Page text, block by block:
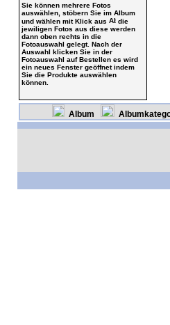
Sie können mehrere Fotos
auswählen, stöbern Sie im Album
und wählen mit Klick aus
die
jewiligen Fotos aus diese werden
dann oben rechts in die
Fotoauswahl gelegt. Nach der
Auswahl klicken Sie in der
Fotoauswahl auf Bestellen es wird
ein neues Fenster geöffnet indem
Sie die Produkte auswählen
können.
Album